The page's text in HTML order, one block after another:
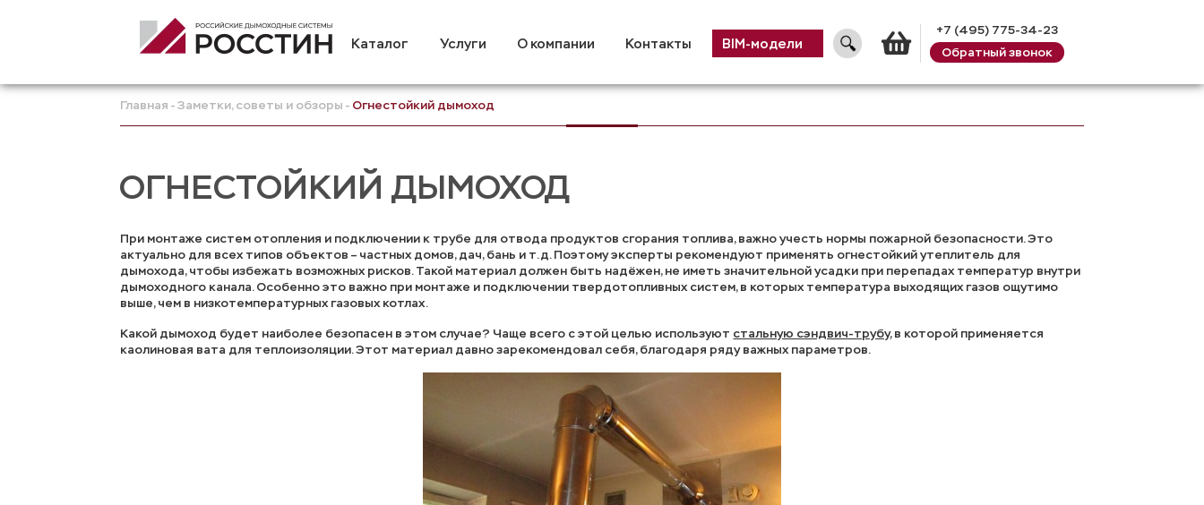
Каталог Услуги О компании Контакты BIM-модели
Корзина
+7 (495) 775-34-23
Обратный звонок
Главная Заметки, советы и обзоры Огнестойкий дымоход
ОГНЕСТОЙКИЙ ДЫМОХОД
При монтаже систем отопления и подключении к трубе для отвода продуктов сгорания топлива, важно учесть нормы пожарной безопасности. Это
актуально для всех типов объектов – частных домов, дач, бань и т.д. Поэтому эксперты рекомендуют применять огнестойкий утеплитель для
дымохода, чтобы избежать возможных рисков. Такой материал должен быть надёжен, не иметь значительной усадки при перепадах температур внутри
дымоходного канала. Особенно это важно при монтаже и подключении твердотопливных систем, в которых температура выходящих газов ощутимо
выше, чем в низкотемпературных газовых котлах.
Какой дымоход будет наиболее безопасен в этом случае? Чаще всего с этой целью используют стальную сэндвич-трубу, в которой применяется
каолиновая вата для теплоизоляции. Этот материал давно зарекомендовал себя, благодаря ряду важных параметров.